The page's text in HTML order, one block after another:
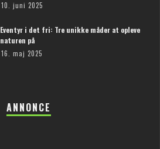
10. juni 2025
Eventyr i det fri: Tre unikke måder at opleve
naturen på
16. maj 2025
ANNONCE